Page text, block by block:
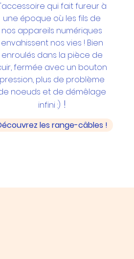
qui fait fureur à
une époque où les fils de
nos appareils numériques
envahissent nos vies ! Bien
enroulés dans la pièce de
fermée avec un bouton
pression, plus de problème
noeuds et de démêlage
infini :) !
les range-câbles !